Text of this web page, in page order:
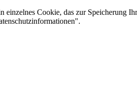
einzelnes Cookie, das zur Speicherung